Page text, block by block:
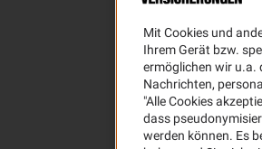
Mit Cookies und
Ihrem Gerät bzw.
ermöglichen wir u.a.
Nachrichten,
"Alle Cookies
dass
werden können. Es